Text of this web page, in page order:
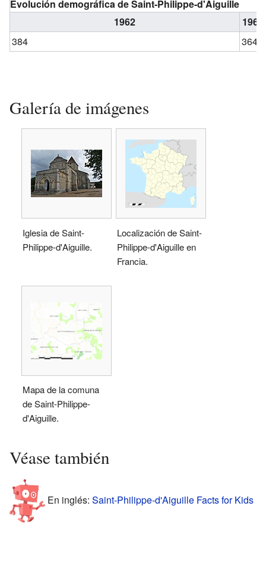
Evolución demográfica de Saint-Philippe-d'Aiguille
1962
1968
384
364
Galería de imágenes
Iglesia de Saint-
Philippe-d'Aiguille.
Localización de Saint-
Philippe-d'Aiguille en
Francia.
Mapa de la comuna
de Saint-Philippe-
d'Aiguille.
Véase también
En inglés: Saint-Philippe-d'Aiguille Facts for Kids